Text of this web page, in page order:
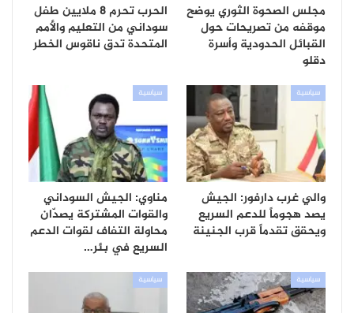
مجلس الصحوة الثوري يوضح
موقفه من تصريحات حول
القبائل الحدودية وأسرة
دقلو
الحرب تحرم 8 ملايين طفل
سوداني من التعليم والأمم
المتحدة تدق ناقوس الخطر
سياسية
والي غرب دارفور: الجيش
يصد هجوماً للدعم السريع
ويحقق تقدماً قرب الجنينة
سياسية
مناوي: الجيش السوداني
والقوات المشتركة يصدّان
محاولة التفاف لقوات الدعم
السريع في بئر…
سياسية سياسية